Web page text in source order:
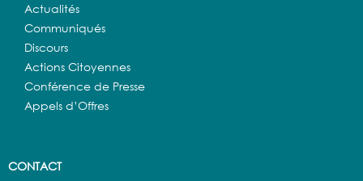
Actualités
Communiqués
Discours
Actions Citoyennes
Conférence de Presse
Appels d’Offres
CONTACT